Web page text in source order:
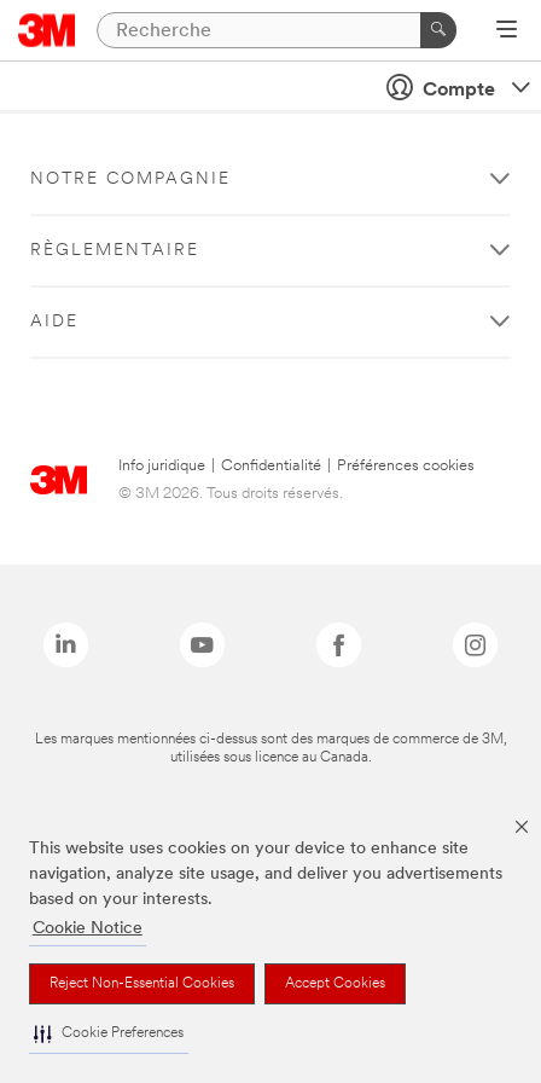
This website uses cookies on your device to enhance site
navigation, analyze site usage, and deliver you advertisements
based on your interests.
Cookie Notice
Reject Non-Essential Cookies Accept Cookies
Cookie Preferences
Compte
NOTRE COMPAGNIE
RÈGLEMENTAIRE
AIDE
Info juridique Confidentialité
Préférences cookies
© 3M 2026. Tous droits réservés.
Les marques mentionnées ci-dessus sont des marques de commerce de 3M,
utilisées sous licence au Canada.